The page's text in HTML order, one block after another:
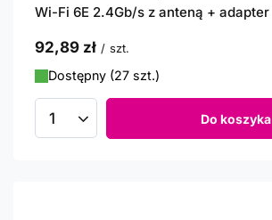
Wi-Fi 6E 2.4Gb/s z anteną +
92,89 zł / szt.
Dostępny (27 szt.)
Ilość produktów Do koszyka